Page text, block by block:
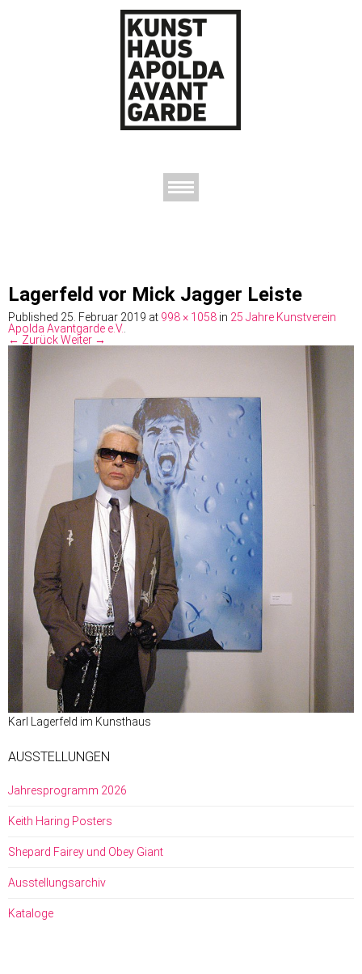
Lagerfeld vor Mick Jagger Leiste
Published 25. Februar 2019 at 998 × 1058 in 25 Jahre Kunstverein
Apolda Avantgarde e.V..
← ZurückWeiter →
Karl Lagerfeld im Kunsthaus
AUSSTELLUNGEN
Jahresprogramm 2026
Keith Haring Posters
Shepard Fairey und Obey Giant
Ausstellungsarchiv
Kataloge